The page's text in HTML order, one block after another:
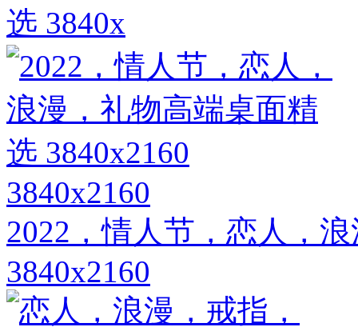
选 3840x
3840x2160
2022，情人节，恋人，
3840x2160